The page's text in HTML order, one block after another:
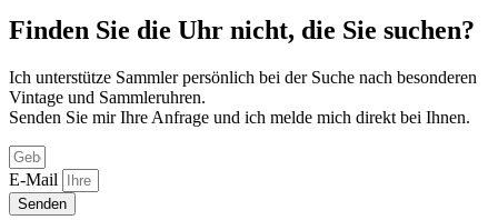
Finden Sie die Uhr nicht, die Sie suchen?
Ich unterstütze Sammler persönlich bei der Suche nach besonderen
Vintage und Sammleruhren.
Senden Sie mir Ihre Anfrage und ich melde mich direkt bei Ihnen.
E-Mail
Senden